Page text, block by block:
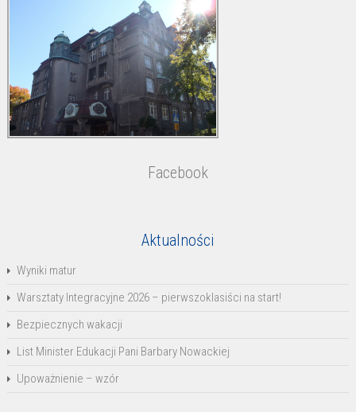
Facebook
Aktualności
Wyniki matur
Warsztaty Integracyjne 2026 – pierwszoklasiści na start!
Bezpiecznych wakacji
List Minister Edukacji Pani Barbary Nowackiej
Upoważnienie – wzór